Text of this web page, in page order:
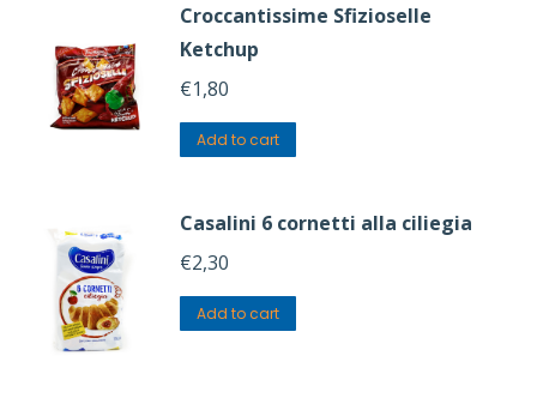
Croccantissime Sfizioselle
Ketchup
€1,80
Add to cart
Casalini 6 cornetti alla ciliegia
€2,30
Add to cart